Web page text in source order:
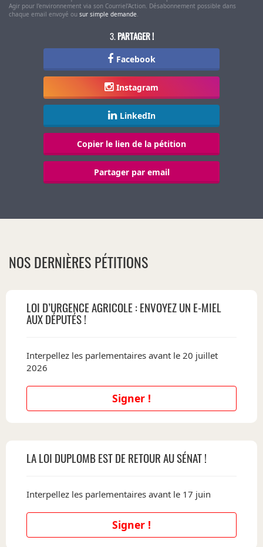
Agir pour l’environnement via son Courriel’Action. Désabonnement possible dans
chaque email envoyé ou sur simple demande.
PARTAGER !
Facebook
Instagram
LinkedIn
Copier le lien de la pétition
Partager par email
NOS DERNIÈRES PÉTITIONS
LOI D’URGENCE AGRICOLE : ENVOYEZ UN E-MIEL
AUX DÉPUTÉS !
Interpellez les parlementaires avant le 20 juillet
2026
Signer !
LA LOI DUPLOMB EST DE RETOUR AU SÉNAT !
Interpellez les parlementaires avant le 17 juin
Signer !